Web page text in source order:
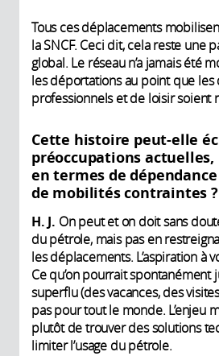
Tous ces déplacements
la SNCF. Ceci dit, cela reste une
global. Le réseau n’a jamais été
les déportations au point que
professionnels et de loisir soient
Cette histoire peut-elle
préoccupations
en termes de
de mobilités contraintes ?
H. J. On peut et on doit sans
du pétrole, mais pas en
les déplacements. L’aspiration à
Ce qu’on pourrait spontanément
superflu (des vacances, des
pas pour tout le monde. L’enjeu
plutôt de trouver des solutions
limiter l’usage du pétrole.